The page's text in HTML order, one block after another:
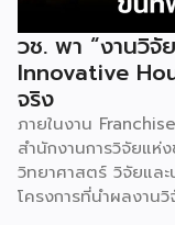
วช. พา “งานวิจั
Innovative
จริง
ภายในงาน
สำนักงานการวิจัยแห่
วิทยาศาสตร์ วิจัยแล
โครงการที่นำผลงาน